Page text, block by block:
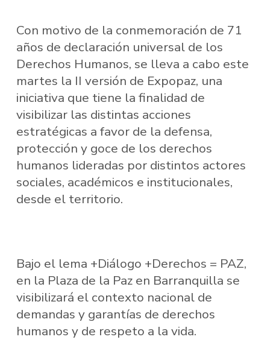
Con motivo de la conmemoración de 71
años de declaración universal de los
Derechos Humanos, se lleva a cabo este
martes la II versión de Expopaz, una
iniciativa que tiene la finalidad de
visibilizar las distintas acciones
estratégicas a favor de la defensa,
protección y goce de los derechos
humanos lideradas por distintos actores
sociales, académicos e institucionales,
desde el territorio.
Bajo el lema +Diálogo +Derechos = PAZ,
en la Plaza de la Paz en Barranquilla se
visibilizará el contexto nacional de
demandas y garantías de derechos
humanos y de respeto a la vida.